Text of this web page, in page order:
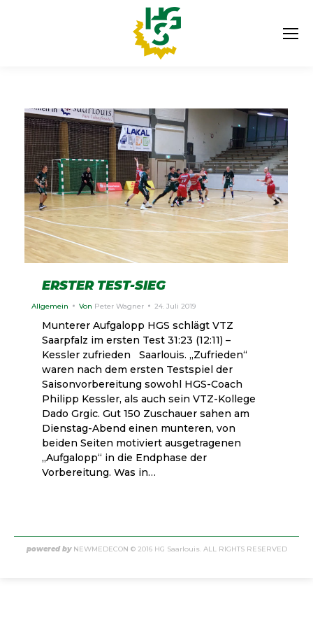
ERSTER TEST-SIEG
Allgemein Von Peter Wagner 24. Juli 2019
Munterer Aufgalopp HGS schlägt VTZ
Saarpfalz im ersten Test 31:23 (12:11) –
Kessler zufrieden Saarlouis. „Zufrieden“
waren nach dem ersten Testspiel der
Saisonvorbereitung sowohl HGS-Coach
Philipp Kessler, als auch sein VTZ-Kollege
Dado Grgic. Gut 150 Zuschauer sahen am
Dienstag-Abend einen munteren, von
beiden Seiten motiviert ausgetragenen
„Aufgalopp“ in die Endphase der
Vorbereitung. Was in…
powered by NEWMEDECON © 2016 HG Saarlouis. ALL RIGHTS RESERVED